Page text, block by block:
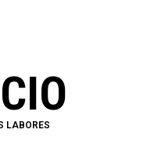
LABORES